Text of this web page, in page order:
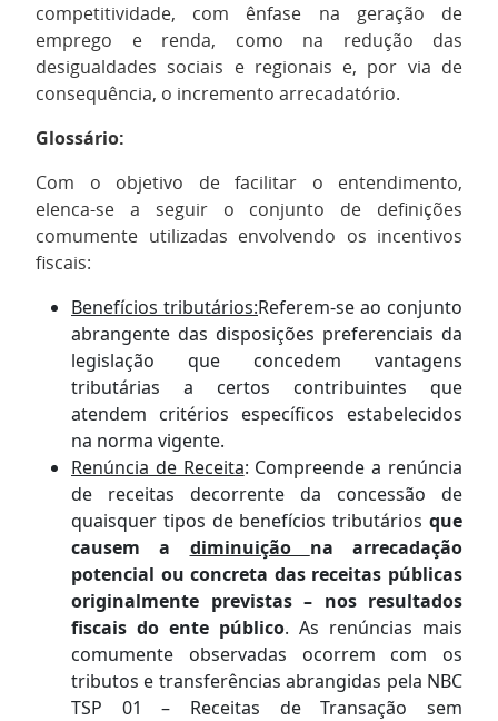
competitividade, com ênfase na geração de
emprego e renda, como na redução das
desigualdades sociais e regionais e, por via de
consequência, o incremento arrecadatório.
Glossário:
Com o objetivo de facilitar o entendimento,
elenca-se a seguir o conjunto de definições
comumente utilizadas envolvendo os incentivos
fiscais:
Benefícios tributários:Referem-se ao conjunto
abrangente das disposições preferenciais da
legislação que concedem vantagens
tributárias a certos contribuintes que
atendem critérios específicos estabelecidos
na norma vigente.
Renúncia de Receita: Compreende a renúncia
de receitas decorrente da concessão de
quaisquer tipos de benefícios tributários que
causem a diminuição na arrecadação
potencial ou concreta das receitas públicas
originalmente previstas – nos resultados
fiscais do ente público. As renúncias mais
comumente observadas ocorrem com os
tributos e transferências abrangidas pela NBC
TSP 01 – Receitas de Transação sem